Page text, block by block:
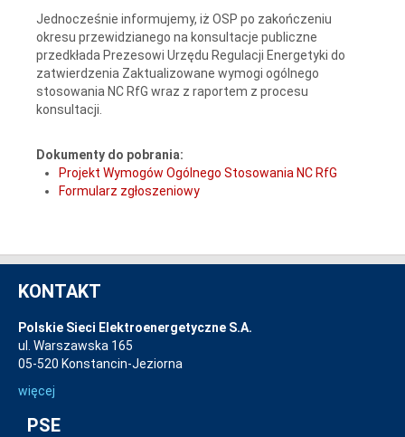
Jednocześnie informujemy, iż OSP po zakończeniu
okresu przewidzianego na konsultacje publiczne
przedkłada Prezesowi Urzędu Regulacji Energetyki do
zatwierdzenia Zaktualizowane wymogi ogólnego
stosowania NC RfG wraz z raportem z procesu
konsultacji.
Dokumenty do pobrania:
Projekt Wymogów Ogólnego Stosowania NC RfG
Formularz zgłoszeniowy
KONTAKT
Polskie Sieci Elektroenergetyczne S.A.
ul. Warszawska 165
05-520 Konstancin-Jeziorna
więcej
PSE